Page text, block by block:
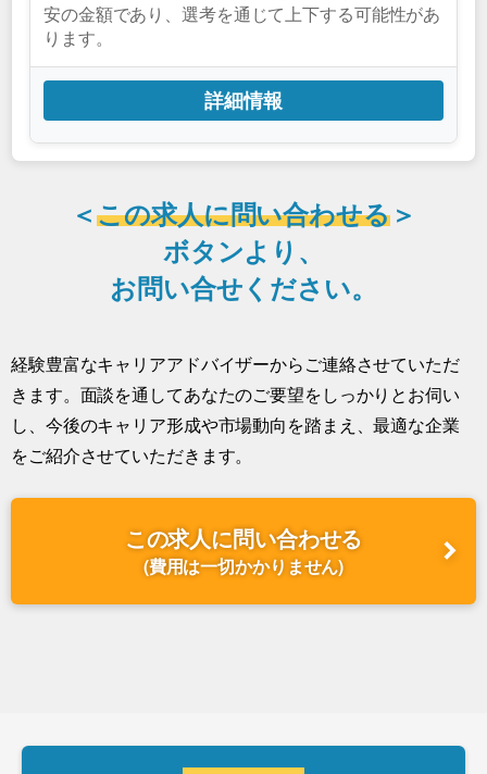
安の金額であり、選考を通じて上下する可能性があ
ります。
詳細情報
＜この求人に問い合わせる＞
ボタンより、
お問い合せください。
経験豊富なキャリアアドバイザーからご連絡させていただ
きます。面談を通してあなたのご要望をしっかりとお伺い
し、今後のキャリア形成や市場動向を踏まえ、最適な企業
をご紹介させていただきます。
この求人に問い合わせる
(費用は一切かかりません)